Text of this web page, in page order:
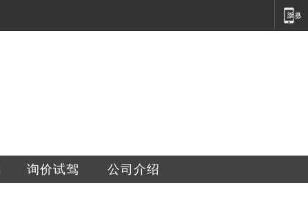
询价试驾 公司介绍